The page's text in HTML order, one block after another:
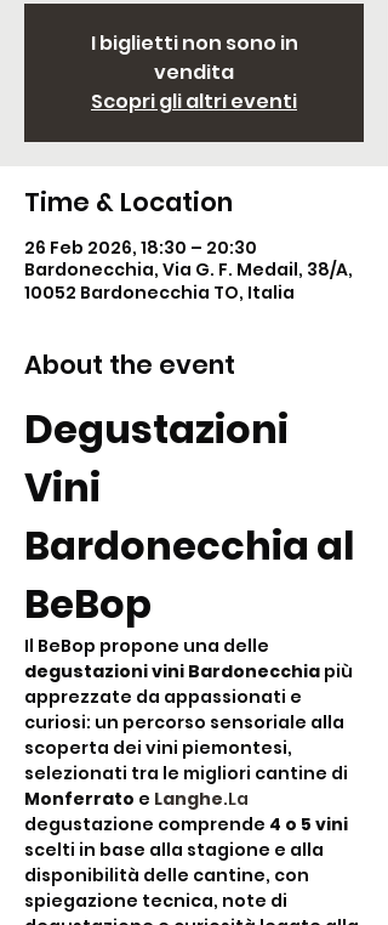
I biglietti non sono in
vendita
Scopri gli altri eventi
Time & Location
26 Feb 2026, 18:30 – 20:30
Bardonecchia, Via G. F. Medail, 38/A,
10052 Bardonecchia TO, Italia
About the event
Degustazioni
Vini
Bardonecchia al
BeBop
Il BeBop propone una delle
degustazioni vini Bardonecchia più
apprezzate da appassionati e
curiosi: un percorso sensoriale alla
scoperta dei vini piemontesi,
selezionati tra le migliori cantine di
Monferrato e Langhe.La
degustazione comprende 4 o 5 vini
scelti in base alla stagione e alla
disponibilità delle cantine, con
spiegazione tecnica, note di